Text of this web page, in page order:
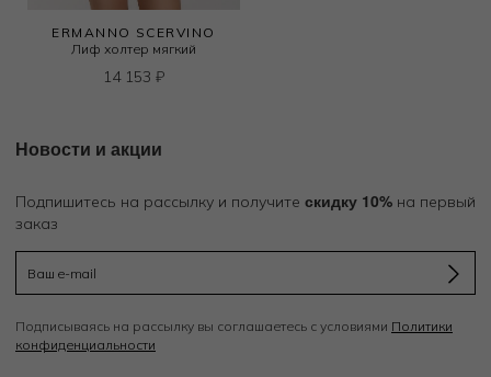
ERMANNO SCERVINO
Лиф холтер мягкий
14 153 ₽
Новости и акции
Подпишитесь на рассылку и получите скидку 10% на первый
заказ
Подписываясь на рассылку вы соглашаетесь с условиями Политики
конфиденциальности